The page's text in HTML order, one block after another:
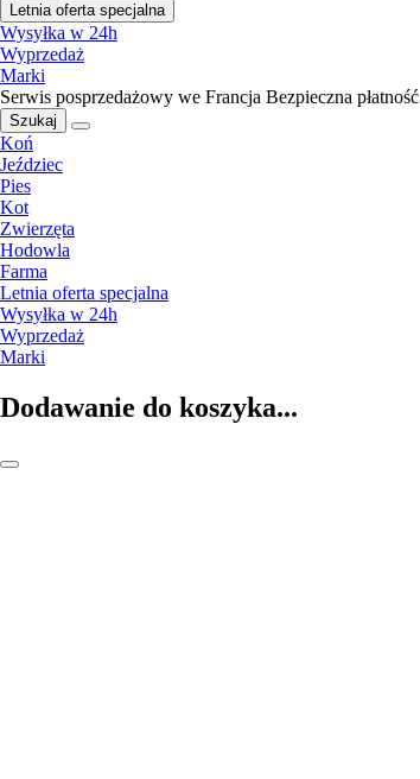
Letnia oferta specjalna
Wysyłka w 24h
Wyprzedaż
Marki
Serwis posprzedażowy we Francja Bezpieczna płatność
Szukaj
Koń
Jeździec
Pies
Kot
Zwierzęta
Hodowla
Farma
Letnia oferta specjalna
Wysyłka w 24h
Wyprzedaż
Marki
Dodawanie do koszyka...